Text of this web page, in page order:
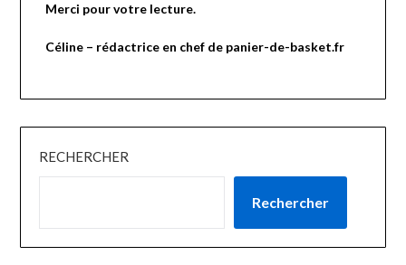
Merci pour votre lecture.
Céline – rédactrice en chef de panier-de-basket.fr
RECHERCHER
Rechercher